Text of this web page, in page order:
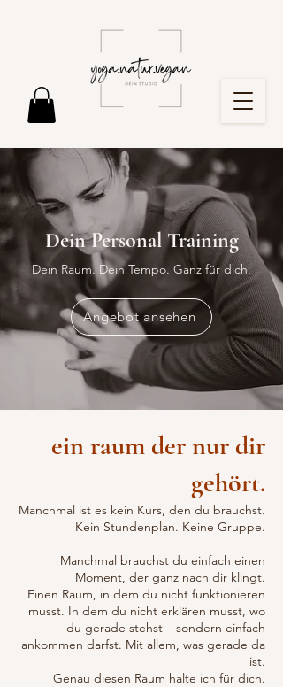
Dein Personal Training
Dein Raum. Dein Tempo. Ganz für dich.
Angebot ansehen
einraum der nur dir
gehört.
Manchmal ist es kein Kurs, den du brauchst.
Kein Stundenplan. Keine Gruppe.
Manchmal brauchst du einfach einen
Moment, der ganz nach dir klingt.
Einen Raum, in dem du nicht funktionieren
musst. In dem du nicht erklären musst, wo
du gerade stehst – sondern einfach
ankommen darfst. Mit allem, was gerade da
ist.
Genau diesen Raum halte ich für dich.